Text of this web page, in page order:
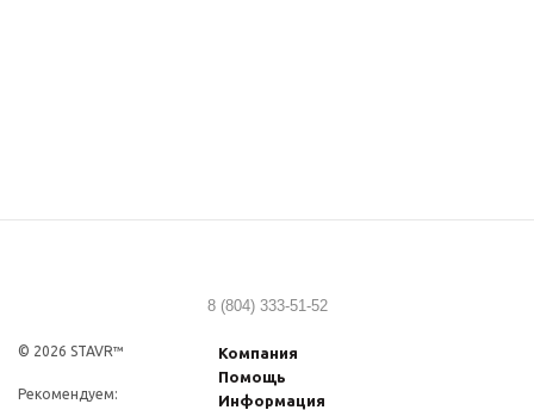
8 (804) 333-51-52
© 2026 STAVR™
Рекомендуем:
Компания
Помощь
Информация